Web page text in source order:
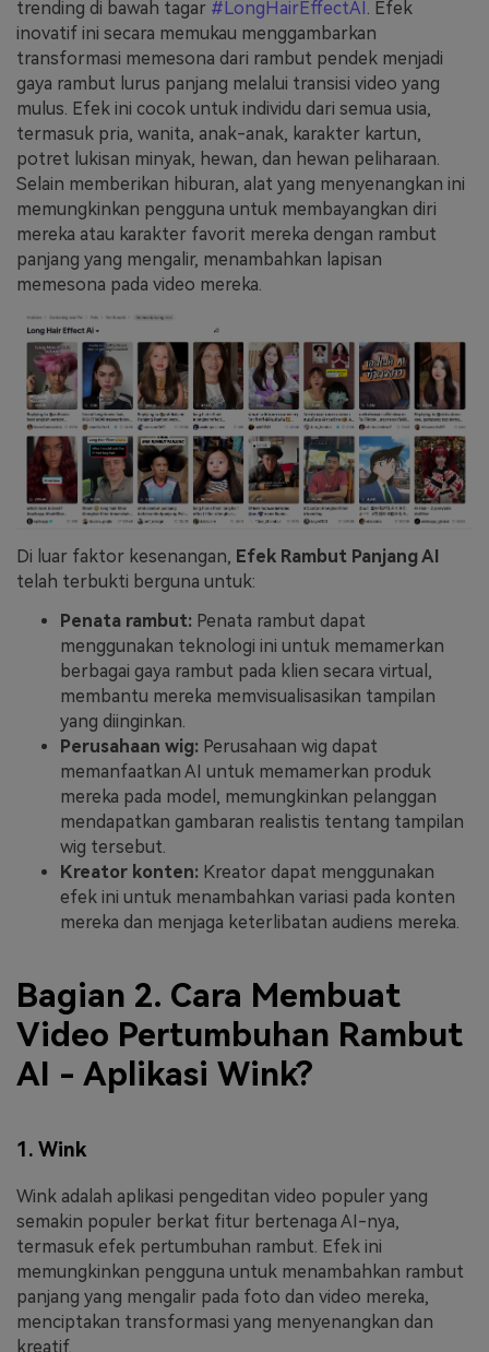
trending di bawah tagar #LongHairEffectAI. Efek
inovatif ini secara memukau menggambarkan
transformasi memesona dari rambut pendek menjadi
gaya rambut lurus panjang melalui transisi video yang
mulus. Efek ini cocok untuk individu dari semua usia,
termasuk pria, wanita, anak-anak, karakter kartun,
potret lukisan minyak, hewan, dan hewan peliharaan.
Selain memberikan hiburan, alat yang menyenangkan ini
memungkinkan pengguna untuk membayangkan diri
mereka atau karakter favorit mereka dengan rambut
panjang yang mengalir, menambahkan lapisan
memesona pada video mereka.
Di luar faktor kesenangan, Efek Rambut Panjang AI
telah terbukti berguna untuk:
Penata rambut: Penata rambut dapat
menggunakan teknologi ini untuk memamerkan
berbagai gaya rambut pada klien secara virtual,
membantu mereka memvisualisasikan tampilan
yang diinginkan.
Perusahaan wig: Perusahaan wig dapat
memanfaatkan AI untuk memamerkan produk
mereka pada model, memungkinkan pelanggan
mendapatkan gambaran realistis tentang tampilan
wig tersebut.
Kreator konten: Kreator dapat menggunakan
efek ini untuk menambahkan variasi pada konten
mereka dan menjaga keterlibatan audiens mereka.
Bagian 2. Cara Membuat
Video Pertumbuhan Rambut
AI - Aplikasi Wink?
1. Wink
Wink adalah aplikasi pengeditan video populer yang
semakin populer berkat fitur bertenaga AI-nya,
termasuk efek pertumbuhan rambut. Efek ini
memungkinkan pengguna untuk menambahkan rambut
panjang yang mengalir pada foto dan video mereka,
menciptakan transformasi yang menyenangkan dan
kreatif.